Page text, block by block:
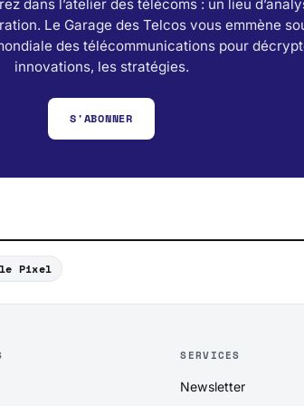
dans l’atelier des télécoms : un lieu
Le Garage des Telcos vous emmène
des télécommunications pour
innovations, les stratégies.
S'ABONNER
Pixel
SERVICES
Newsletter